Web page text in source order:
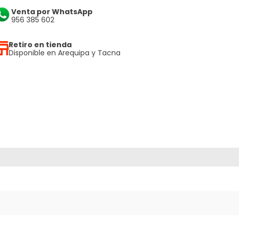
Venta por WhatsApp
956 385 602
Retiro en tienda
Disponible en Arequipa y Tacna